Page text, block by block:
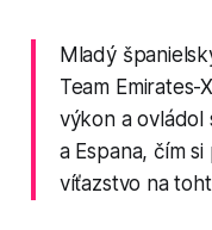
Mladý
Team
výkon a
a Espana, čím
víťazstvo na